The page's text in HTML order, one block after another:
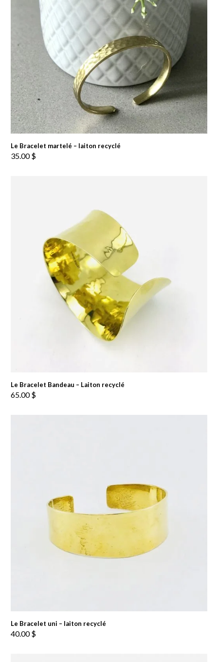
Le Bracelet martelé – laiton recyclé
35.00$
Le Bracelet Bandeau – Laiton recyclé
65.00$
Le Bracelet uni – laiton recyclé
40.00$